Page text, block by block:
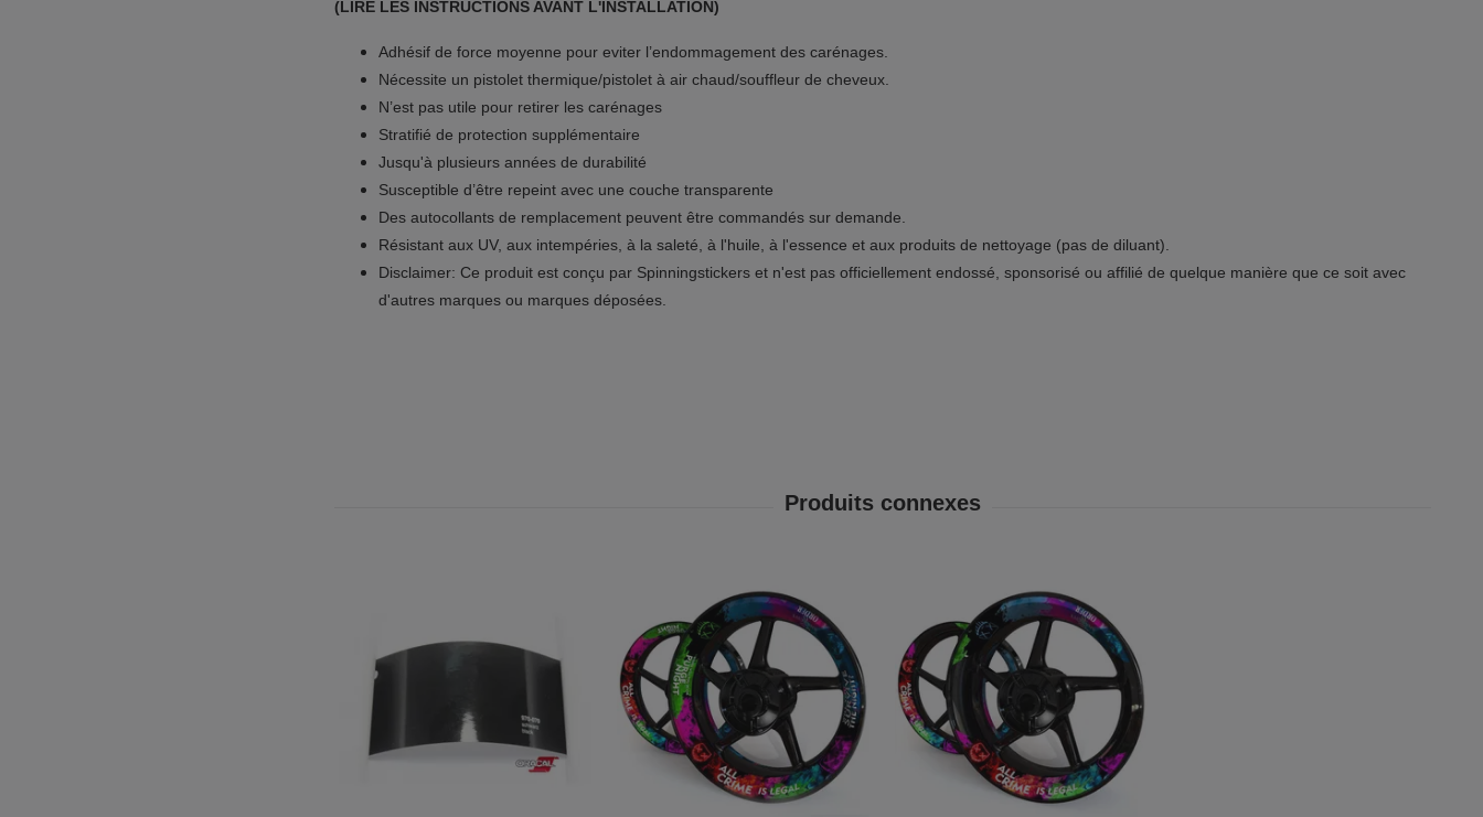
(LIRE LES INSTRUCTIONS AVANT L'INSTALLATION)
Adhésif de force moyenne pour eviter l’endommagement des carénages.
Nécessite un pistolet thermique/pistolet à air chaud/souffleur de cheveux.
N’est pas utile pour retirer les carénages
Stratifié de protection supplémentaire
Jusqu'à plusieurs années de durabilité
Susceptible d’être repeint avec une couche transparente
Des autocollants de remplacement peuvent être commandés sur demande.
Résistant aux UV, aux intempéries, à la saleté, à l'huile, à l'essence et aux produits de nettoyage (pas de diluant).
Disclaimer: Ce produit est conçu par Spinningstickers et n'est pas officiellement endossé, sponsorisé ou affilié de quelque manière que ce soit avec
d'autres marques ou marques déposées.